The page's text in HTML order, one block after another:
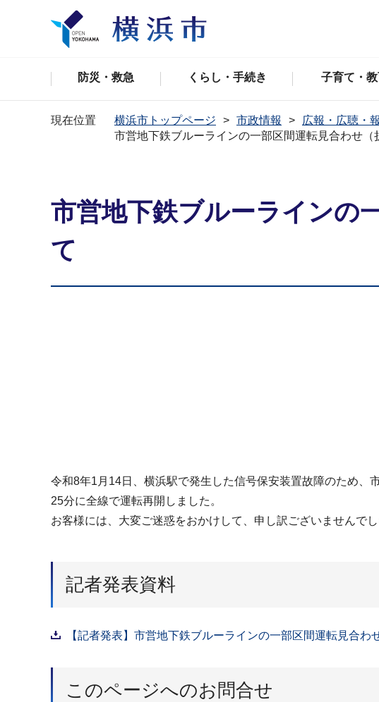
防災・救急 くらし・手続き 子育て・
現在位置 横浜市トップページ 市政情報 広報・広聴・
市営地下鉄ブルーラインの一部区間運転見合わせ（
市営地下鉄ブルーラインの
て
令和8年1月14日、横浜駅で発生した信号保安装置故障のため
25分に全線で運転再開しました。
お客様には、大変ご迷惑をおかけして、申し訳ございませんでし
記者発表資料
【記者発表】市営地下鉄ブルーラインの一部区間運転見合わ
このページへのお問合せ